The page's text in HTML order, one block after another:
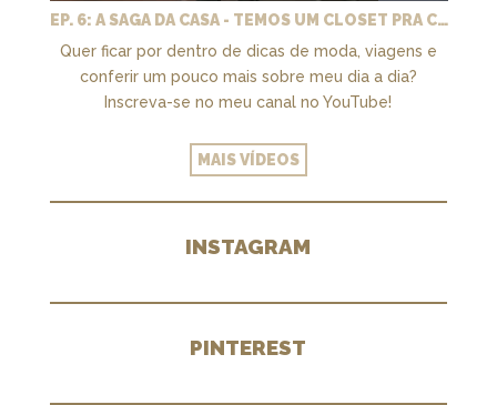
EP. 6: A SAGA DA CASA - TEMOS UM CLOSET PRA CHAMAR DE NOSSO + MARCENARIA E PAISAGISMO
Quer ficar por dentro de dicas de moda, viagens e
conferir um pouco mais sobre meu dia a dia?
Inscreva-se no meu canal no YouTube!
MAIS VÍDEOS
INSTAGRAM
PINTEREST